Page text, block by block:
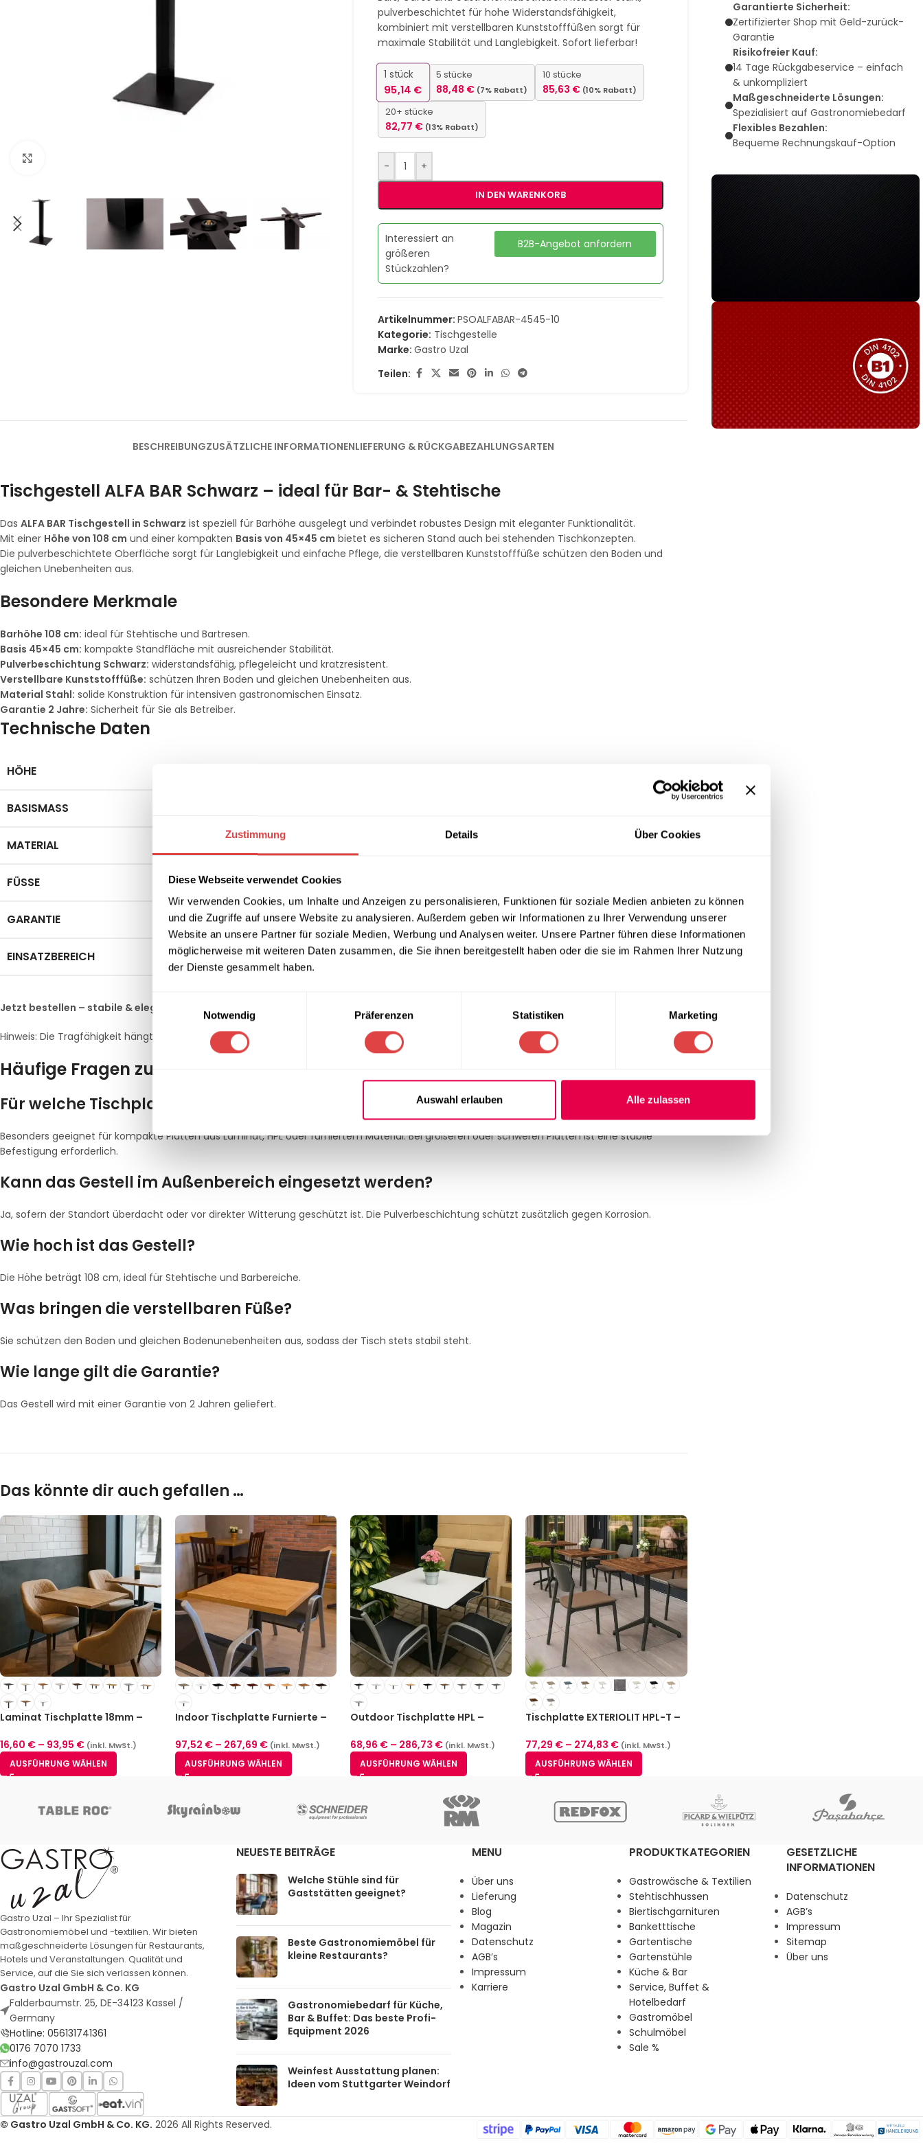
Zustimmung Details Über Cookies
Diese Webseite verwendet Cookies
Wir verwenden Cookies, um Inhalte und Anzeigen zu personalisieren, Funktionen für soziale Medien anbieten zu können
und die Zugriffe auf unsere Website zu analysieren. Außerdem geben wir Informationen zu Ihrer Verwendung unserer
Website an unsere Partner für soziale Medien, Werbung und Analysen weiter. Unsere Partner führen diese Informationen
möglicherweise mit weiteren Daten zusammen, die Sie ihnen bereitgestellt haben oder die sie im Rahmen Ihrer Nutzung
der Dienste gesammelt haben.
Notwendig
Präferenzen Statistiken Marketing
Auswahl erlauben Alle zulassen
pulverbeschichtet für hohe Widerstandsfähigkeit,
kombiniert mit verstellbaren Kunststofffüßen sorgt für
maximale Stabilität und Langlebigkeit. Sofort lieferbar!
1 stück
95,14 €
5 stücke
88,48 € (7% Rabatt)
10 stücke
85,63 € (10% Rabatt)
20+ stücke
82,77 € (13% Rabatt)
- +
IN DEN WARENKORB
Interessiert an
größeren
Stückzahlen?
B2B-Angebot anfordern
Artikelnummer:PSOALFABAR-4545-10
Kategorie: Tischgestelle
Marke:Gastro Uzal
Teilen:
BESCHREIBUNGZUSÄTZLICHE INFORMATIONENLIEFERUNG & RÜCKGABEZAHLUNGSARTEN
Tischgestell ALFA BAR Schwarz – ideal für Bar- & Stehtische
Das ALFA BAR Tischgestell in Schwarz ist speziell für Barhöhe ausgelegt und verbindet robustes Design mit eleganter Funktionalität.
Mit einer Höhe von 108 cm und einer kompakten Basis von 45×45 cm bietet es sicheren Stand auch bei stehenden Tischkonzepten.
Die pulverbeschichtete Oberfläche sorgt für Langlebigkeit und einfache Pflege, die verstellbaren Kunststofffüße schützen den Boden und
gleichen Unebenheiten aus.
Besondere Merkmale
Barhöhe 108 cm: ideal für Stehtische und Bartresen.
Basis 45×45 cm: kompakte Standfläche mit ausreichender Stabilität.
Pulverbeschichtung Schwarz: widerstandsfähig, pflegeleicht und kratzresistent.
Verstellbare Kunststofffüße: schützen Ihren Boden und gleichen Unebenheiten aus.
Material Stahl: solide Konstruktion für intensiven gastronomischen Einsatz.
Garantie 2 Jahre: Sicherheit für Sie als Betreiber.
Technische Daten
HÖHE
BASISMASS
MATERIAL
FÜSSE Verstellbare Kunststofffüße
GARANTIE 2 Jahre
EINSATZBEREICH Bars, Stehtische, Innen & geschützte Außenbereiche
Jetzt bestellen – stabile & elegante Basis für Ihre Barflächen!
Hinweis: Die Tragfähigkeit hängt von Tischplattenart, Dicke, Befestigung und Nutzung ab. Bitte geeignete Montage und Plattenwahl beachten.
Häufige Fragen zum ALFA BAR Tischgestell Schwarz
Für welche Tischplatten eignet sich dieses Gestell?
Besonders geeignet für kompakte Platten aus Laminat, HPL oder furniertem Material. Bei größeren oder schweren Platten ist eine stabile
Befestigung erforderlich.
Kann das Gestell im Außenbereich eingesetzt werden?
Ja, sofern der Standort überdacht oder vor direkter Witterung geschützt ist. Die Pulverbeschichtung schützt zusätzlich gegen Korrosion.
Wie hoch ist das Gestell?
Die Höhe beträgt 108 cm, ideal für Stehtische und Barbereiche.
Was bringen die verstellbaren Füße?
Sie schützen den Boden und gleichen Bodenunebenheiten aus, sodass der Tisch stets stabil steht.
Wie lange gilt die Garantie?
Das Gestell wird mit einer Garantie von 2 Jahren geliefert.
Das könnte dir auch gefallen …
Laminat Tischplatte 18mm –
16,60 € – 93,95 € (inkl. MwSt.)
AUSFÜHRUNG WÄHLEN
Indoor Tischplatte Furnierte –
97,52 € – 267,69 € (inkl. MwSt.)
AUSFÜHRUNG WÄHLEN
Outdoor Tischplatte HPL –
68,96 € – 286,73 € (inkl. MwSt.)
AUSFÜHRUNG WÄHLEN
Tischplatte EXTERIOLIT HPL-T –
77,29 € – 274,83 € (inkl. MwSt.)
AUSFÜHRUNG WÄHLEN
Garantierte Sicherheit:
Zertifizierter Shop mit Geld-zurück-
Garantie
Risikofreier Kauf:
14 Tage Rückgabeservice – einfach
& unkompliziert
Maßgeschneiderte Lösungen:
Spezialisiert auf Gastronomiebedarf
Flexibles Bezahlen:
Bequeme Rechnungskauf-Option
Sie haben nicht das passende
Produkt gefunden?
Wir helfen Ihnen gerne weiter!
Gastro Uzal – Ihr Spezialist für
Gastronomiemöbel und -textilien. Wir bieten
maßgeschneiderte Lösungen für Restaurants,
Hotels und Veranstaltungen. Qualität und
Service, auf die Sie sich verlassen können.
Gastro Uzal GmbH & Co. KG
Falderbaumstr. 25, DE-34123 Kassel /
Germany
Hotline: 056131741361
0176 7070 1733
info@gastrouzal.com
NEUESTE BEITRÄGE
Welche Stühle sind für
Gaststätten geeignet?
Beste Gastronomiemöbel für
kleine Restaurants?
Gastronomiebedarf für Küche,
Bar & Buffet: Das beste Profi-
Equipment 2026
Weinfest Ausstattung planen:
Ideen vom Stuttgarter Weindorf
MENU
Über uns
Lieferung
Blog
Magazin
Datenschutz
AGB’s
Impressum
Karriere
PRODUKTKATEGORIEN
Gastrowäsche & Textilien
Stehtischhussen
Biertischgarnituren
Banketttische
Gartentische
Gartenstühle
Küche & Bar
Service, Buffet &
Hotelbedarf
Gastromöbel
Schulmöbel
Sale %
GESETZLICHE
INFORMATIONEN
Datenschutz
AGB’s
Impressum
Sitemap
Über uns
© Gastro Uzal GmbH & Co. KG. 2026 All Rights Reserved.